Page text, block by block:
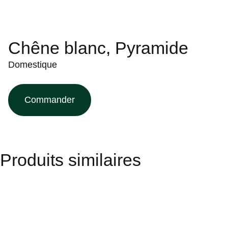
Chêne blanc, Pyramide
Domestique
Commander
Produits similaires